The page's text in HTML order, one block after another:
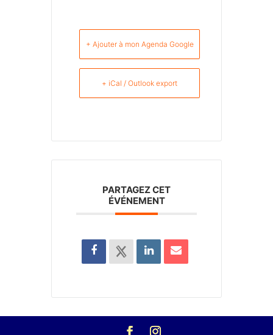
+ Ajouter à mon Agenda Google
+ iCal / Outlook export
PARTAGEZ CET
ÉVÉNEMENT